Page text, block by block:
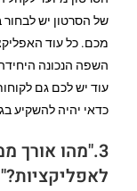
של הסרטון יש
מכם. כל עוד
השפה הנכונה
עוד יש לכם גם
כדאי יהיה להשקיע
3."מהו אורך
לאפליקציות?"